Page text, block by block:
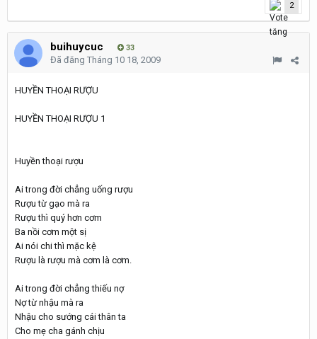
2
buihuycuc 33
Đã đăng Tháng 10 18, 2009
HUYỀN THOẠI RƯỢU
HUYỀN THOẠI RƯỢU 1
Huyền thoại rượu
Ai trong đời chẳng uống rượu
Rượu từ gạo mà ra
Rượu thì quý hơn cơm
Ba nồi cơm một sị
Ai nói chi thì mặc kệ
Rượu là rượu mà cơm là cơm.
Ai trong đời chẳng thiếu nợ
Nợ từ nhậu mà ra
Nhậu cho sướng cái thân ta
Cho mẹ cha gánh chịu